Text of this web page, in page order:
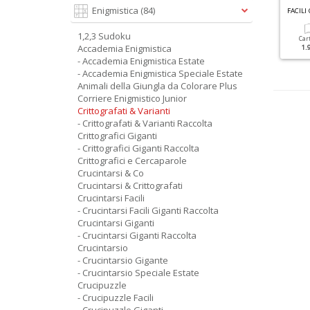
GIGANTI N.42
Digitale
1.50 € 3.50 €
FACILI
Enigmistica (84)
1,2,3 Sudoku
Accademia Enigmistica
- Accademia Enigmistica Estate
- Accademia Enigmistica Speciale Estate
Animali della Giungla da Colorare Plus
Corriere Enigmistico Junior
Crittografati & Varianti
- Crittografati & Varianti Raccolta
Crittografici Giganti
- Crittografici Giganti Raccolta
Crittografici e Cercaparole
Crucintarsi & Co
Crucintarsi & Crittografati
Crucintarsi Facili
- Crucintarsi Facili Giganti Raccolta
Crucintarsi Giganti
- Crucintarsi Giganti Raccolta
Crucintarsio
- Crucintarsio Gigante
- Crucintarsio Speciale Estate
Crucipuzzle
- Crucipuzzle Facili